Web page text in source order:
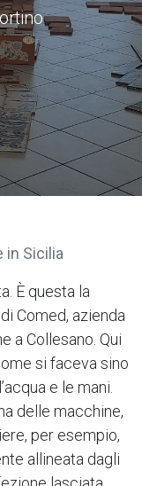
in Sicilia
È questa la
Comed, azienda
a Collesano. Qui
si faceva sino
e le mani.
delle macchine,
per esempio,
allineata dagli